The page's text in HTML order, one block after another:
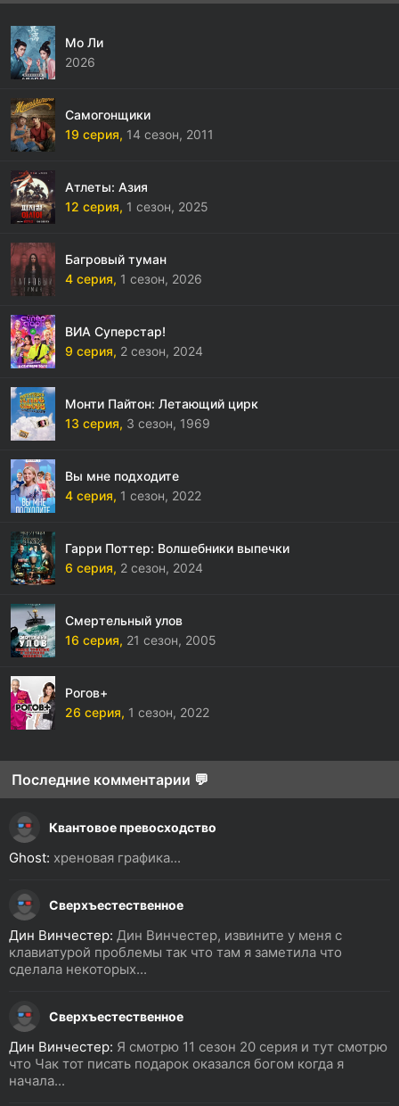
Мо Ли
2026
Самогонщики
19 серия, 14 сезон, 2011
Атлеты: Азия
12 серия, 1 сезон, 2025
Багровый туман
4 серия, 1 сезон, 2026
ВИА Суперстар!
9 серия, 2 сезон, 2024
Монти Пайтон: Летающий цирк
13 серия, 3 сезон, 1969
Вы мне подходите
4 серия, 1 сезон, 2022
Гарри Поттер: Волшебники выпечки
6 серия, 2 сезон, 2024
Смертельный улов
16 серия, 21 сезон, 2005
Рогов+
26 серия, 1 сезон, 2022
Последние комментарии 💬
Квантовое превосходство
Ghost: хреновая графика...
Сверхъестественное
Дин Винчестер: Дин Винчестер, извините у меня с
клавиатурой проблемы так что там я заметила что
сделала некоторых...
Сверхъестественное
Дин Винчестер: Я смотрю 11 сезон 20 серия и тут смотрю
что Чак тот писать подарок оказался богом когда я
начала...